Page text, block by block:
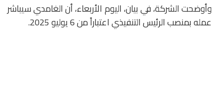
وأوضحت الشركة، في بيان، اليوم الأربعاء، أن الغامدي سيباشر
عمله بمنصب الرئيس التنفيذي اعتباراً من 6 يوليو 2025.